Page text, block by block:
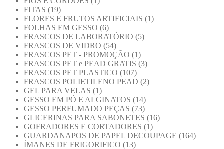
FITAS (19)
FLORES E FRUTOS ARTIFICIAIS (1)
FOLHAS EM GESSO (6)
FRASCOS DE LABORATÓRIO (5)
FRASCOS DE VIDRO (54)
FRASCOS PET - PROMOÇÃO (1)
FRASCOS PET e PEAD GRATIS (3)
FRASCOS PET PLASTICO (107)
FRASCOS POLIETILENO PEAD (2)
GEL PARA VELAS (1)
GESSO EM PÓ E ALGINATOS (14)
GESSO PERFUMADO PEÇAS (73)
GLICERINAS PARA SABONETES (16)
GOFRADORES E CORTADORES (1)
GUARDANAPOS DE PAPEL DECOUPAGE (164)
ÍMANES DE FRIGORIFICO (13)